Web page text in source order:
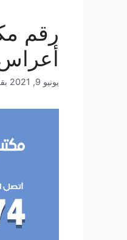
يونيو 9, 2021